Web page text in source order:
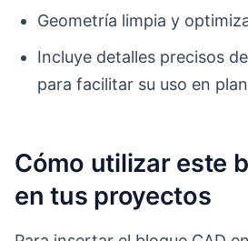
Geometría limpia y
Incluye detalles precisos
para facilitar su uso en
Cómo utilizar este
en tus proyectos